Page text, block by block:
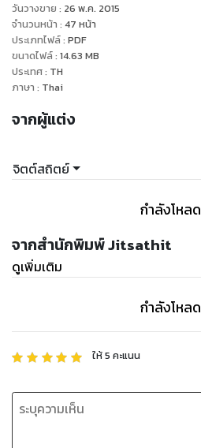
วันวางขาย : 26 พ.ค. 2015
จำนวนหน้า : 47 หน้า
ประเภทไฟล์: PDF
ขนาดไฟล์: 14.63 MB
ประเทศ: TH
ภาษา : Thai
จากผู้แต่ง
จิตต์สถิตย์
กำลังโหล
จากสำนักพิมพ์ Jitsathit
ดูเพิ่มเติม
กำลังโหล
ให้5 คะแนน